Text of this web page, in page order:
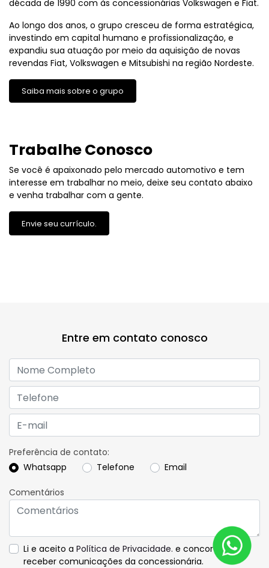
década de 1990 com às concessionárias Volkswagen e Fiat.
Ao longo dos anos, o grupo cresceu de forma estratégica,
investindo em capital humano e profissionalização, e
expandiu sua atuação por meio da aquisição de novas
revendas Fiat, Volkswagen e Mitsubishi na região Nordeste.
Saiba mais sobre o grupo
Trabalhe Conosco
Se você é apaixonado pelo mercado automotivo e tem
interesse em trabalhar no meio, deixe seu contato abaixo
e venha trabalhar com a gente.
Envie seu currículo.
Entre em contato conosco
Preferência de contato:
Whatsapp
Telefone Email
Comentários
Li e aceito a Política de Privacidade. e concordo em
receber comunicações da concessionária.